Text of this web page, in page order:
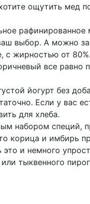
ощутить мед
рафинированное
выбор. А можно
с жирностью от 80%.
все равно
йогурт без
Если у вас
для хлеба.
набором специй,
корица и имбирь
и немного
тыквенного